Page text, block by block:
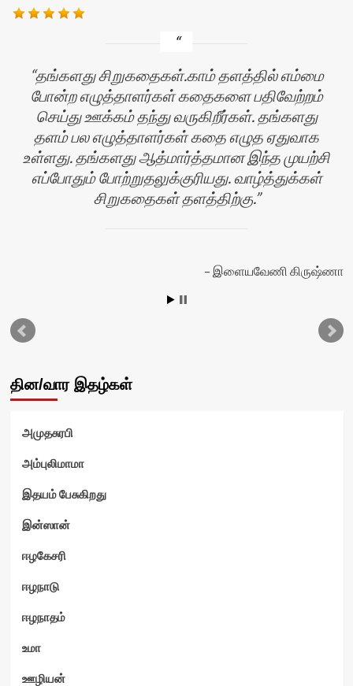
தங்களது சிறுகதைகள்.காம் தளத்தில் எம்மை
போன்ற எழுத்தாளர்கள் கதைகளை பதிவேற்றம்
செய்து ஊக்கம் தந்து வருகிறீர்கள். தங்களது
தளம் பல எழுத்தாளர்கள் கதை எழுத ஏதுவாக
உள்ளது. தங்களது ஆத்மார்த்தமான இந்த முயற்சி
எப்போதும் போற்றுதலுக்குரியது. வாழ்த்துக்கள்
சிறுகதைகள் தளத்திற்கு.
இளையவேணி கிருஷ்ணா
தின/வார இதழ்கள்
அமுதசுரபி
அம்புலிமாமா
இதயம் பேசுகிறது
இன்ஸான்
ஈழகேசரி
ஈழநாடு
ஈழநாதம்
உமா
ஊழியன்